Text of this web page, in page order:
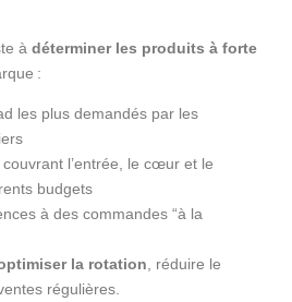
à déterminer les produits à forte
:
les plus demandés par les
l’entrée, le cœur et le
budgets
à des commandes “à la
la rotation , réduire le
régulières.